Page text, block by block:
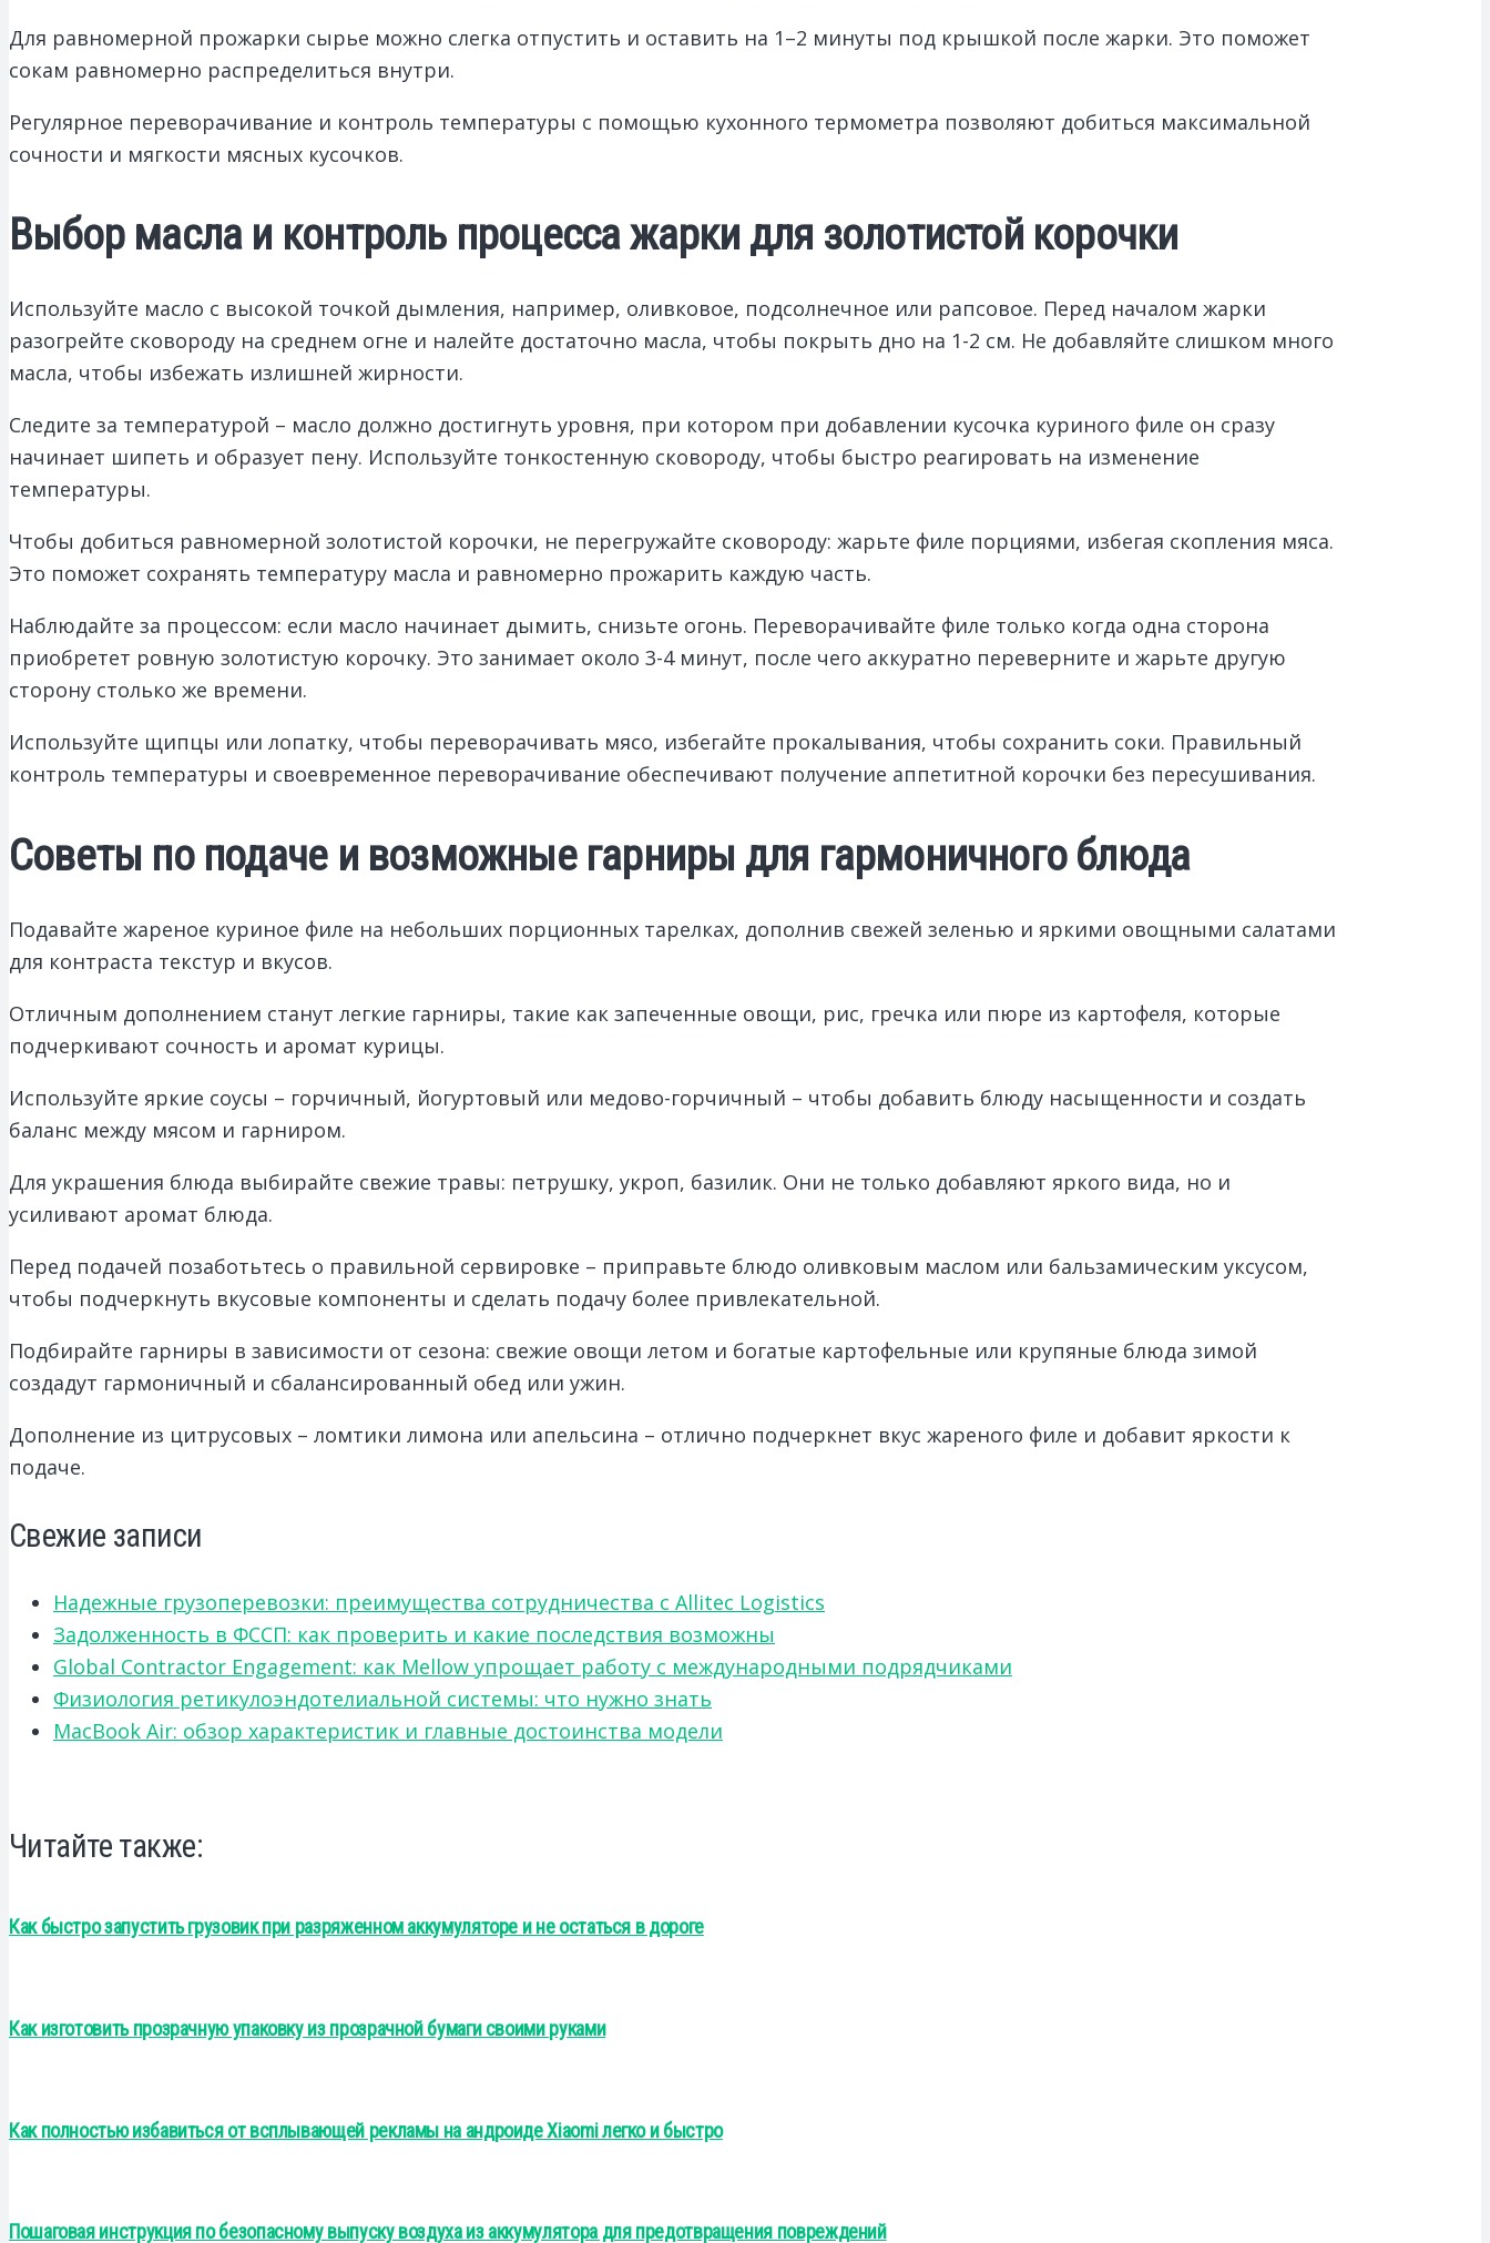
Для равномерной прожарки сырье можно слегка отпустить и оставить на 1–2 минуты под крышкой после жарки. Это поможет
сокам равномерно распределиться внутри.
Регулярное переворачивание и контроль температуры с помощью кухонного термометра позволяют добиться максимальной
сочности и мягкости мясных кусочков.
Выбор масла и контроль процесса жарки для золотистой корочки
Используйте масло с высокой точкой дымления, например, оливковое, подсолнечное или рапсовое. Перед началом жарки
разогрейте сковороду на среднем огне и налейте достаточно масла, чтобы покрыть дно на 1-2 см. Не добавляйте слишком много
масла, чтобы избежать излишней жирности.
Следите за температурой – масло должно достигнуть уровня, при котором при добавлении кусочка куриного филе он сразу
начинает шипеть и образует пену. Используйте тонкостенную сковороду, чтобы быстро реагировать на изменение
температуры.
Чтобы добиться равномерной золотистой корочки, не перегружайте сковороду: жарьте филе порциями, избегая скопления мяса.
Это поможет сохранять температуру масла и равномерно прожарить каждую часть.
Наблюдайте за процессом: если масло начинает дымить, снизьте огонь. Переворачивайте филе только когда одна сторона
приобретет ровную золотистую корочку. Это занимает около 3-4 минут, после чего аккуратно переверните и жарьте другую
сторону столько же времени.
Используйте щипцы или лопатку, чтобы переворачивать мясо, избегайте прокалывания, чтобы сохранить соки. Правильный
контроль температуры и своевременное переворачивание обеспечивают получение аппетитной корочки без пересушивания.
Советы по подаче и возможные гарниры для гармоничного блюда
Подавайте жареное куриное филе на небольших порционных тарелках, дополнив свежей зеленью и яркими овощными салатами
для контраста текстур и вкусов.
Отличным дополнением станут легкие гарниры, такие как запеченные овощи, рис, гречка или пюре из картофеля, которые
подчеркивают сочность и аромат курицы.
Используйте яркие соусы – горчичный, йогуртовый или медово-горчичный – чтобы добавить блюду насыщенности и создать
баланс между мясом и гарниром.
Для украшения блюда выбирайте свежие травы: петрушку, укроп, базилик. Они не только добавляют яркого вида, но и
усиливают аромат блюда.
Перед подачей позаботьтесь о правильной сервировке – приправьте блюдо оливковым маслом или бальзамическим уксусом,
чтобы подчеркнуть вкусовые компоненты и сделать подачу более привлекательной.
Подбирайте гарниры в зависимости от сезона: свежие овощи летом и богатые картофельные или крупяные блюда зимой
создадут гармоничный и сбалансированный обед или ужин.
Дополнение из цитрусовых – ломтики лимона или апельсина – отлично подчеркнет вкус жареного филе и добавит яркости к
подаче.
Свежие записи
Надежные грузоперевозки: преимущества сотрудничества с Allitec Logistics
Задолженность в ФССП: как проверить и какие последствия возможны
Global Contractor Engagement: как Mellow упрощает работу с международными подрядчиками
Физиология ретикулоэндотелиальной системы: что нужно знать
MacBook Air: обзор характеристик и главные достоинства модели
Читайте также:
Как быстро запустить грузовик при разряженном аккумуляторе и не остаться в дороге
Как изготовить прозрачную упаковку из прозрачной бумаги своими руками
Как полностью избавиться от всплывающей рекламы на андроиде Xiaomi легко и быстро
Пошаговая инструкция по безопасному выпуску воздуха из аккумулятора для предотвращения повреждений